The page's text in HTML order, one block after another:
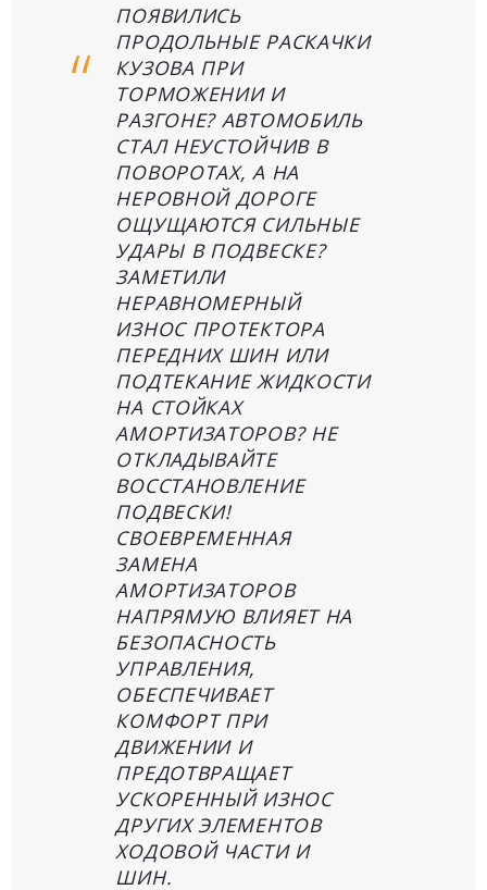
ПОЯВИЛИСЬ
ПРОДОЛЬНЫЕ РАСКАЧКИ
КУЗОВА ПРИ
ТОРМОЖЕНИИ И
РАЗГОНЕ? АВТОМОБИЛЬ
СТАЛ НЕУСТОЙЧИВ В
ПОВОРОТАХ, А НА
НЕРОВНОЙ ДОРОГЕ
ОЩУЩАЮТСЯ СИЛЬНЫЕ
УДАРЫ В ПОДВЕСКЕ?
ЗАМЕТИЛИ
НЕРАВНОМЕРНЫЙ
ИЗНОС ПРОТЕКТОРА
ПЕРЕДНИХ ШИН ИЛИ
ПОДТЕКАНИЕ ЖИДКОСТИ
НА СТОЙКАХ
АМОРТИЗАТОРОВ? НЕ
ОТКЛАДЫВАЙТЕ
ВОССТАНОВЛЕНИЕ
ПОДВЕСКИ!
СВОЕВРЕМЕННАЯ
ЗАМЕНА
АМОРТИЗАТОРОВ
НАПРЯМУЮ ВЛИЯЕТ НА
БЕЗОПАСНОСТЬ
УПРАВЛЕНИЯ,
ОБЕСПЕЧИВАЕТ
КОМФОРТ ПРИ
ДВИЖЕНИИ И
ПРЕДОТВРАЩАЕТ
УСКОРЕННЫЙ ИЗНОС
ДРУГИХ ЭЛЕМЕНТОВ
ХОДОВОЙ ЧАСТИ И
ШИН.